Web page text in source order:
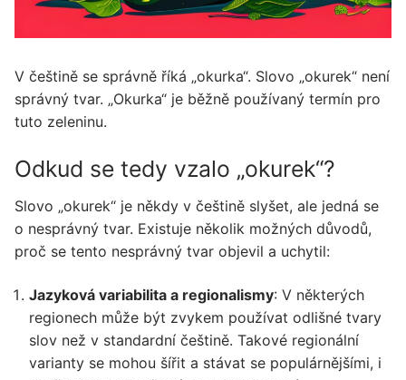
V češtině se správně říká „okurka“. Slovo „okurek“ není
správný tvar. „Okurka“ je běžně používaný termín pro
tuto zeleninu.
Odkud se tedy vzalo „okurek“?
Slovo „okurek“ je někdy v češtině slyšet, ale jedná se
o nesprávný tvar. Existuje několik možných důvodů,
proč se tento nesprávný tvar objevil a uchytil:
Jazyková variabilita a regionalismy: V některých
regionech může být zvykem používat odlišné tvary
slov než v standardní češtině. Takové regionální
varianty se mohou šířit a stávat se populárnějšími, i